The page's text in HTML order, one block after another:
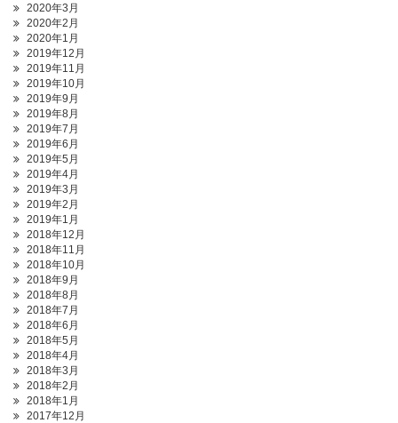
2020年3月
2020年2月
2020年1月
2019年12月
2019年11月
2019年10月
2019年9月
2019年8月
2019年7月
2019年6月
2019年5月
2019年4月
2019年3月
2019年2月
2019年1月
2018年12月
2018年11月
2018年10月
2018年9月
2018年8月
2018年7月
2018年6月
2018年5月
2018年4月
2018年3月
2018年2月
2018年1月
2017年12月